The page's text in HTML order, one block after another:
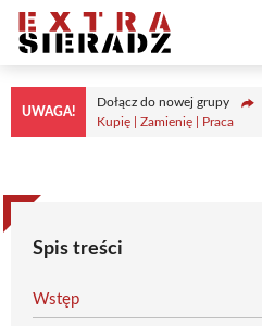
Przejdź
treści
UWAGA!
Dołącz do nowej grupy
Kupię | Zamienię | Praca
Spis treści
Wstęp